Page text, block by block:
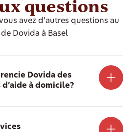
questions
avez d’autres questions au
Dovida à Basel
Dovida des
à domicile?